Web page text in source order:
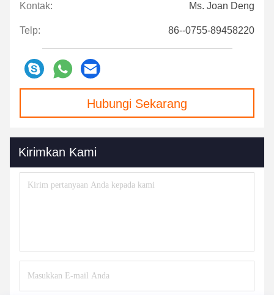
Kontak: Ms. Joan Deng
Telp: 86--0755-89458220
Hubungi Sekarang
Kirimkan Kami